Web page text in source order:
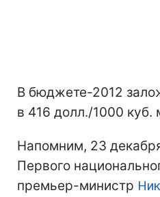
В бюджете-2012
в 416 долл./1000 куб.
Напомним, 23
Первого
премьер-министр